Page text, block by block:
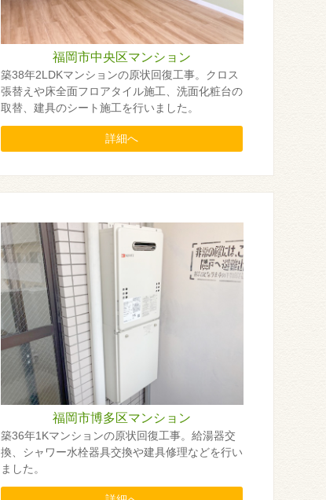
福岡市中央区マンション
築38年2LDKマンションの原状回復工事。クロス
張替えや床全面フロアタイル施工、洗面化粧台の
取替、建具のシート施工を行いました。
詳細へ
福岡市博多区マンション
築36年1Kマンションの原状回復工事。給湯器交
換、シャワー水栓器具交換や建具修理などを行い
ました。